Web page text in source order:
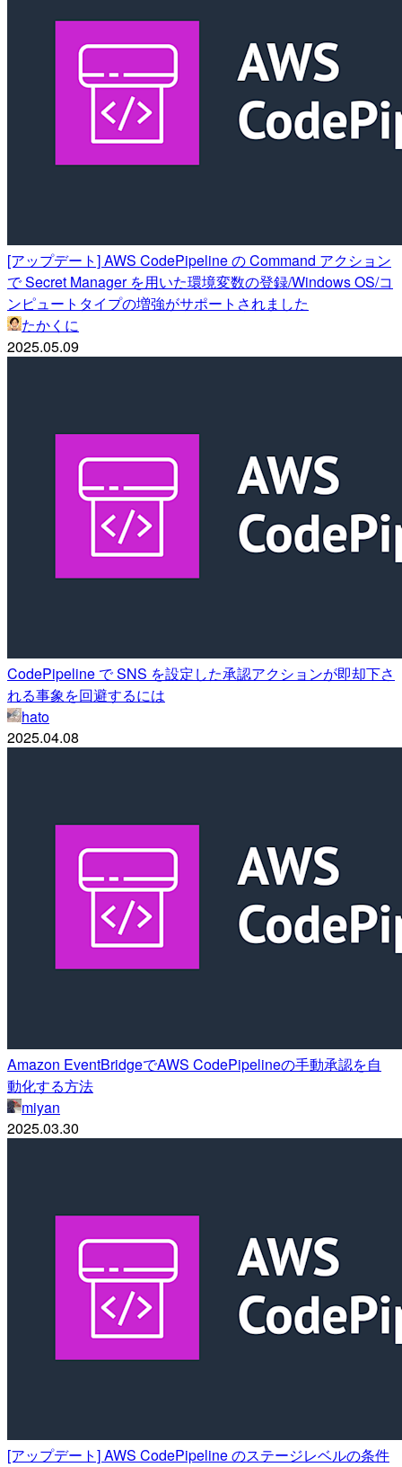
[アップデート] AWS CodePipeline の Command アクション
で Secret Manager を用いた環境変数の登録/Windows OS/コ
ンピュートタイプの増強がサポートされました
たかくに
2025.05.09
CodePipeline で SNS を設定した承認アクションが即却下さ
れる事象を回避するには
hato
2025.04.08
Amazon EventBridgeでAWS CodePipelineの手動承認を自
動化する方法
miyan
2025.03.30
[アップデート] AWS CodePipeline のステージレベルの条件